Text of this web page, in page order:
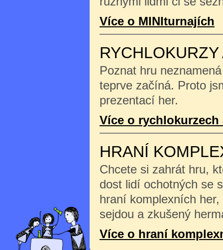
Více o MINIturnajích
Poznat hru
teprve začíná. Proto
prezentací her.
Více o rychlokurzech
HRANÍ
Chcete si zahrát hru,
dost lidí ochotných se
hraní komplexních
sejdou a zkušený
Více o hraní